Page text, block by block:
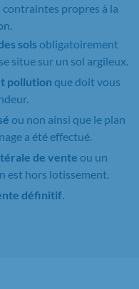
contraintes propres à la
sols obligatoirement
situe sur un sol argileux.
pollution que doit vous
ou non ainsi que le plan
a été effectué.
de vente ou un
est hors lotissement.
définitif